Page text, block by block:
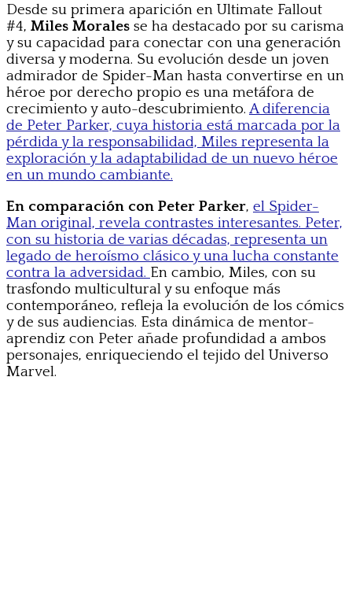
Desde su primera aparición en Ultimate Fallout
#4, Miles Morales se ha destacado por su carisma
y su capacidad para conectar con una generación
diversa y moderna. Su evolución desde un joven
admirador de Spider-Man hasta convertirse en un
héroe por derecho propio es una metáfora de
crecimiento y auto-descubrimiento. A diferencia
de Peter Parker, cuya historia está marcada por la
pérdida y la responsabilidad, Miles representa la
exploración y la adaptabilidad de un nuevo héroe
en un mundo cambiante.
En comparación con Peter Parker, el Spider-
Man original, revela contrastes interesantes. Peter,
con su historia de varias décadas, representa un
legado de heroísmo clásico y una lucha constante
contra la adversidad. En cambio, Miles, con su
trasfondo multicultural y su enfoque más
contemporáneo, refleja la evolución de los cómics
y de sus audiencias. Esta dinámica de mentor-
aprendiz con Peter añade profundidad a ambos
personajes, enriqueciendo el tejido del Universo
Marvel.